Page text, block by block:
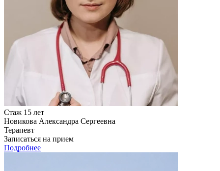
Стаж 15 лет
Новикова Александра Сергеевна
Терапевт
Записаться на прием
Подробнее